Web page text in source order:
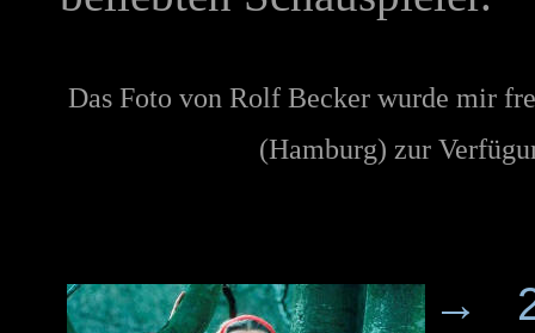
Das Foto von Rolf Becker wurde mir
(Hamburg) zur
→